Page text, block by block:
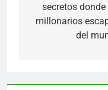
entradas
secretos donde
millonarios
del